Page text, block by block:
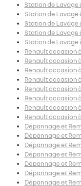
Station de Lavage
Station de Lavage
Station de
Station de Lavage
Station de Lavage
Renault occasion
Renault occasion
Renault occasion
Renault occasion
Renault occasion
Renault occasion
Renault occasion
Renault occasion
Dépannage et
Dépannage et
Dépannage et
Dépannage et
Dépannage et
Dépannage et
Dépannage et